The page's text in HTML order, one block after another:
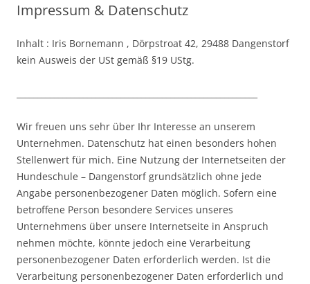
Impressum & Datenschutz
Inhalt : Iris Bornemann , Dörpstroat 42, 29488 Dangenstorf
kein Ausweis der USt gemäß §19 UStg.
Wir freuen uns sehr über Ihr Interesse an unserem
Unternehmen. Datenschutz hat einen besonders hohen
Stellenwert für mich. Eine Nutzung der Internetseiten der
Hundeschule – Dangenstorf grundsätzlich ohne jede
Angabe personenbezogener Daten möglich. Sofern eine
betroffene Person besondere Services unseres
Unternehmens über unsere Internetseite in Anspruch
nehmen möchte, könnte jedoch eine Verarbeitung
personenbezogener Daten erforderlich werden. Ist die
Verarbeitung personenbezogener Daten erforderlich und